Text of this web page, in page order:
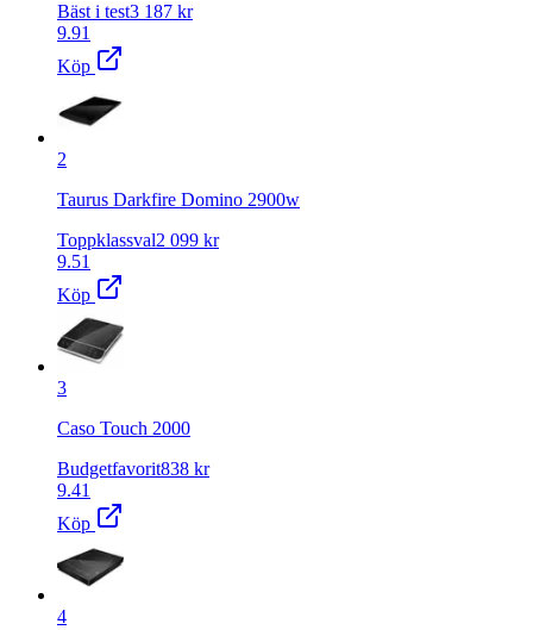
Bäst i test3 187 kr
9.91
Köp
2
Taurus Darkfire Domino 2900w
Toppklassval2 099 kr
9.51
Köp
3
Caso Touch 2000
Budgetfavorit838 kr
9.41
Köp
4